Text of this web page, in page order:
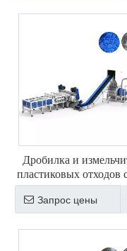
Дробилка и
пластиковых отходов
DYSSG
Запрос цены